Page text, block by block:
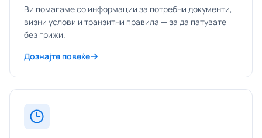
Ви помагаме со информации за потребни документи,
визни услови и транзитни правила — за да патувате
без грижи.
Дознајте повеќе